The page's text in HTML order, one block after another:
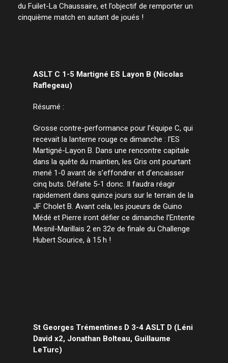
du Fuilet-La Chaussaire, et l’objectif de remporter un
cinquième match en autant de joués !
ASLT C 1-5 Martigné ES Layon B (Nicolas
Raflegeau)
Résumé :
Grosse contre-performance pour l’équipe C, qui
recevait la lanterne rouge ce dimanche : l’ES
Martigné-Layon B. Dans une rencontre capitale
dans la quête du maintien, les Gris ont pourtant
mené 1-0 avant de s’effondrer et d’encaisser
cinq buts. Défaite 5-1 donc. Il faudra réagir
rapidement dans quinze jours sur le terrain de la
JF Cholet B. Avant cela, les joueurs de Guino
Médé et Pierre iront défier ce dimanche l’Entente
Mesnil-Marillais 2 en 32e de finale du Challenge
Hubert Sourice, à 15 h !
St Georges Trémentines D 3-4 ASLT D (Léni
David x2, Jonathan Bolteau, Guillaume
LeTurc)